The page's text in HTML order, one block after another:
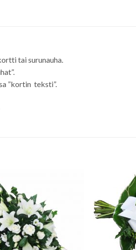
tai surunauha.
”kortin teksti”.